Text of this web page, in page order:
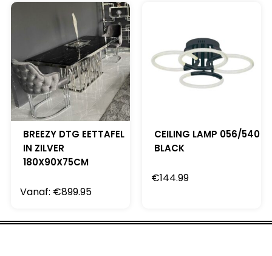
BREEZY DTG EETTAFEL
IN ZILVER
180X90X75CM
Vanaf: €899.95
CEILING LAMP 056/540
BLACK
€144.99